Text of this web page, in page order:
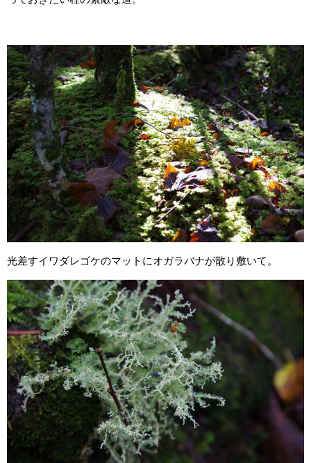
光差すイワダレゴケのマットにオガラバナが散り敷いて。